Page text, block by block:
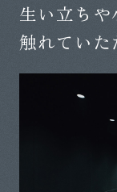
生い立ち
触れていた